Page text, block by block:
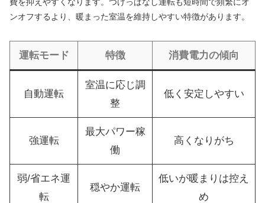
ンオフするより、暖まった室温を維持しやすい特徴があります。
運転モード 特徴 消費電力の傾向
自動運転
室温に応じ調
整
低く安定しやすい
強運転
最大パワー稼
働
高くなりがち
弱/省エネ運
転
穏やか運転
低いが暖まりは控え
め